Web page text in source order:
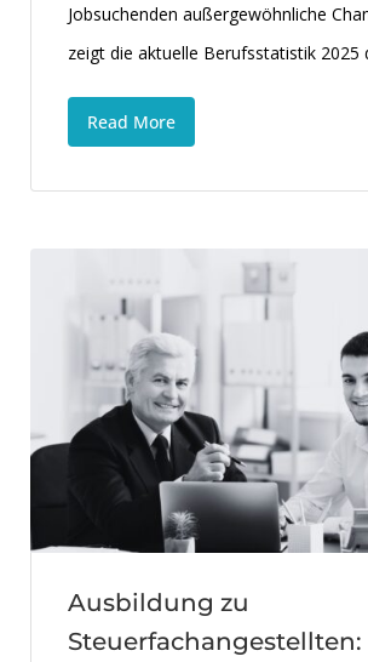
Jobsuchenden außergewöhnliche
zeigt die aktuelle Berufsstatistik 2025
Read More
Ausbildung zu
Steuerfachangestellten: